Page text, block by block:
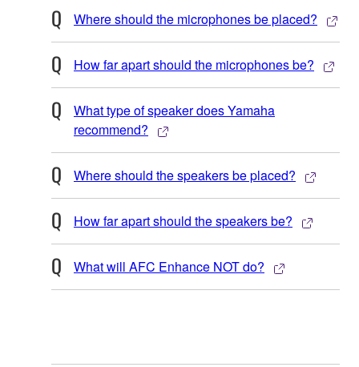
Where should the microphones be placed?
How far apart should the microphones be?
What type of speaker does Yamaha
recommend?
Where should the speakers be placed?
How far apart should the speakers be?
What will AFC Enhance NOT do?